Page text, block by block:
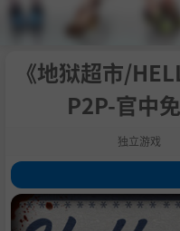
《地狱超市/
P2P-官中
独立游戏
1.关于此游戏
2.游戏主要特色